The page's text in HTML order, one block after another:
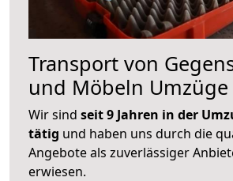
Transport von
und Möbeln Umzüge
Wir sind seit 9 Jahren in der
tätig und haben uns durch die
Angebote als zuverlässiger
erwiesen.